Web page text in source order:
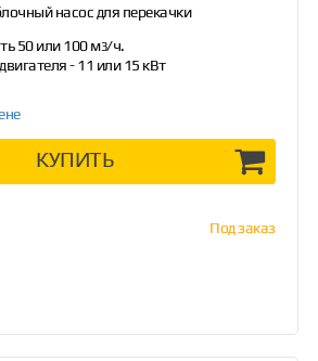
насос для перекачки
50 или 100 м3/ч.
- 11 или 15 кВт
КУПИТЬ
Под заказ